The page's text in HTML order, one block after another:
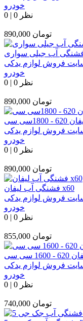
خودرو
0 | 0 نظر
890,000 تومان
آب جیلی سواری
فروش لوازم یدکی
خودرو
0 | 0 نظر
890,000 تومان
سی
فروش لوازم یدکی
خودرو
0 | 0 نظر
890,000 تومان
فشنگی آب لیفان x60
فروش لوازم یدکی
خودرو
0 | 0 نظر
855,000 تومان
سی سی
فروش لوازم یدکی
خودرو
0 | 0 نظر
740,000 تومان